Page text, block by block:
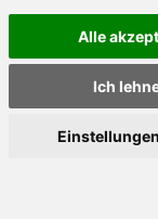
Alle
Ich
23
53332 Bornheim
Reisebedingungen•